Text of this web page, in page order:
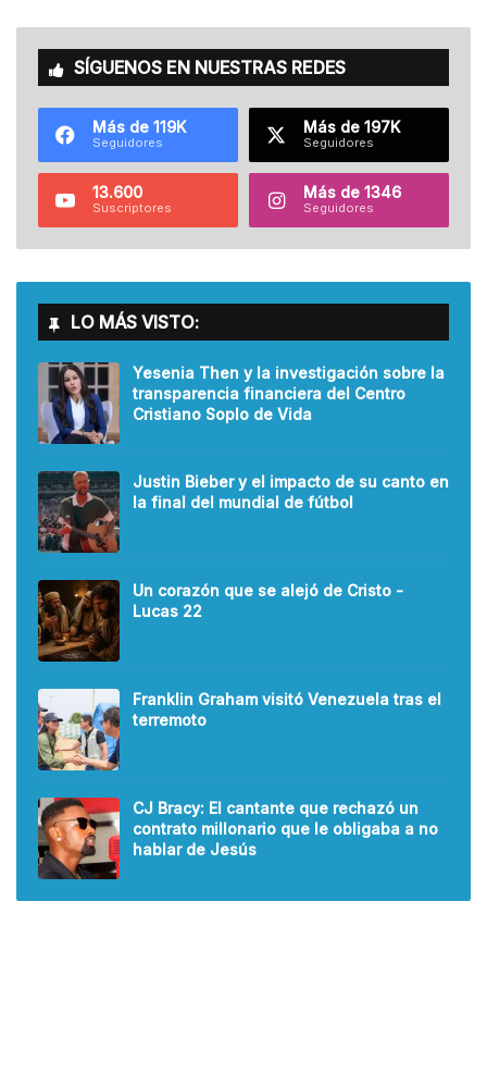
SÍGUENOS EN NUESTRAS REDES
Más de 119K
Seguidores
Más de 197K
Seguidores
13.600
Suscriptores
Más de 1346
Seguidores
LO MÁS VISTO:
Yesenia Then y la investigación sobre la
transparencia financiera del Centro
Cristiano Soplo de Vida
Justin Bieber y el impacto de su canto en
la final del mundial de fútbol
Un corazón que se alejó de Cristo -
Lucas 22
Franklin Graham visitó Venezuela tras el
terremoto
CJ Bracy: El cantante que rechazó un
contrato millonario que le obligaba a no
hablar de Jesús